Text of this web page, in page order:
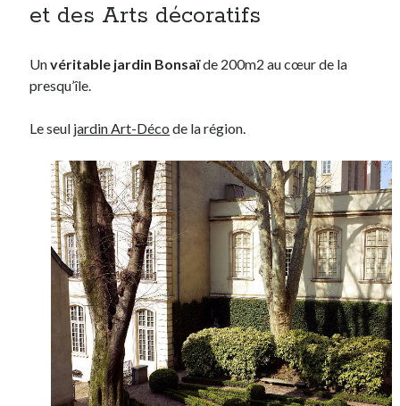
et des Arts décoratifs
Unvéritable jardin Bonsaïde 200m2 au cœur de la
presqu’île.
Le seul jardin Art-Déco de la région.